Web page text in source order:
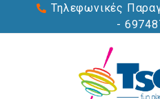
Τηλεφωνικές
-